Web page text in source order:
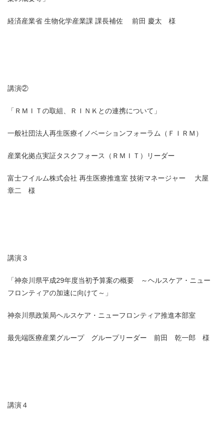
経済産業省 生物化学産業課 課長補佐 前田 慶太 様
講演②
「ＲＭＩＴの取組、ＲＩＮＫとの連携について」
一般社団法人再生医療イノベーションフォーラム（ＦＩＲＭ）
産業化拠点実証タスクフォース（ＲＭＩＴ）リーダー
富士フイルム株式会社 再生医療推進室 技術マネージャー 大屋
章二 様
講演３
「神奈川県平成29年度当初予算案の概要 ～ヘルスケア・ニュー
フロンティアの加速に向けて～」
神奈川県政策局ヘルスケア・ニューフロンティア推進本部室
最先端医療産業グループ グループリーダー 前田 乾一郎 様
講演４